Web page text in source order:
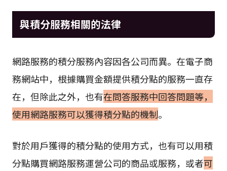
與積分服務相關的法律
網路服務的積分服務內容因各公司而異。在電子商
務網站中，根據購買金額提供積分點的服務一直存
在，但除此之外，也有在問答服務中回答問題等，
使用網路服務可以獲得積分點的機制。
對於用戶獲得的積分點的使用方式，也有可以用積
分點購買網路服務運營公司的商品或服務，或者可